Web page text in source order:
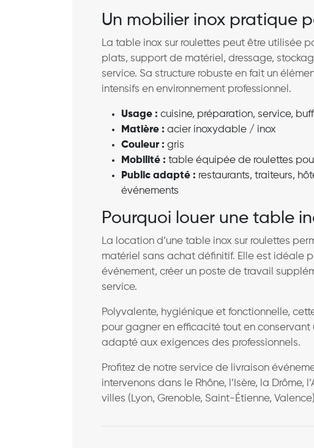
Un mobilier inox pratique
La table inox sur roulettes peut être utilisée
plats, support de matériel, dressage,
service. Sa structure robuste en fait un
intensifs en environnement professionnel.
Usage : cuisine, préparation, service,
Matière : acier inoxydable / inox
Couleur : gris
Mobilité : table équipée de roulettes
Public adapté : restaurants, traiteurs,
événements
Pourquoi louer une table
La location d’une table inox sur roulettes
matériel sans achat définitif. Elle est idéale
événement, créer un poste de travail
service.
Polyvalente, hygiénique et fonctionnelle,
pour gagner en efficacité tout en
adapté aux exigences des professionnels.
Profitez de notre service de livraison
intervenons dans le Rhône, l’Isère, la Drôme,
villes (Lyon, Grenoble, Saint-Étienne,